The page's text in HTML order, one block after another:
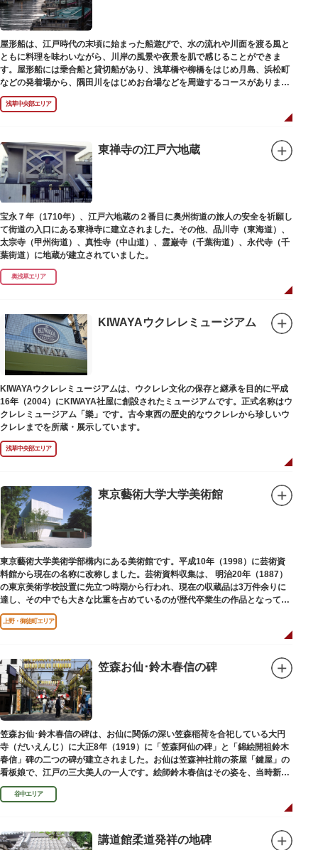
屋形船は、江戸時代の末頃に始まった船遊びで、水の流れや川面を渡る風と
ともに料理を味わいながら、川岸の風景や夜景を肌で感じることができま
す。屋形船には乗合船と貸切船があり、浅草橋や柳橋をはじめ月島、浜松町
などの発着場から、隅田川をはじめお台場などを周遊するコースがありま
す。
浅草中央部エリア
東禅寺の江戸六地蔵
宝永７年（1710年）、江戸六地蔵の２番目に奥州街道の旅人の安全を祈願し
て街道の入口にある東禅寺に建立されました。その他、品川寺（東海道）、
太宗寺（甲州街道）、真性寺（中山道）、霊巌寺（千葉街道）、永代寺（千
葉街道）に地蔵が建立されていました。
奥浅草エリア
KIWAYAウクレレミュージアム
KIWAYAウクレレミュージアムは、ウクレレ文化の保存と継承を目的に平成
16年（2004）にKIWAYA社屋に創設されたミュージアムです。正式名称はウ
クレレミュージアム「樂」です。古今東西の歴史的なウクレレから珍しいウ
クレレまでを所蔵・展示しています。
浅草中央部エリア
東京藝術大学大学美術館
東京藝術大学美術学部構内にある美術館です。平成10年（1998）に芸術資
料館から現在の名称に改称しました。芸術資料収集は、 明治20年（1887）
の東京美術学校設置に先立つ時期から行われ、現在の収蔵品は3万件余りに
達し、その中でも大きな比重を占めているのが歴代卒業生の作品となってい
ます。
上野・御徒町エリア
笠森お仙･鈴木春信の碑
笠森お仙･鈴木春信の碑は、お仙に関係の深い笠森稲荷を合祀している大円
寺（だいえんじ）に大正8年（1919）に「笠森阿仙の碑」と「錦絵開祖鈴木
春信」碑の二つの碑が建立されました。お仙は笠森神社前の茶屋「鍵屋」の
看板娘で、江戸の三大美人の一人です。絵師鈴木春信はその姿を、当時新し
い絵画様式である多色刷り版画「錦絵」に描きました。
谷中エリア
講道館柔道発祥の地碑